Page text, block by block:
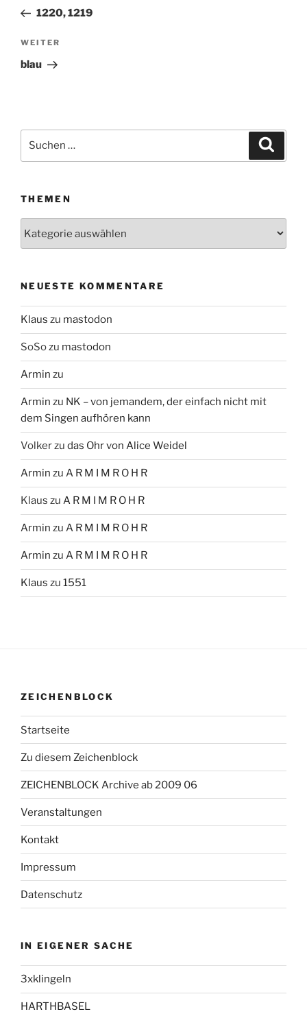
Beitrag
1220, 1219
Nächster
Beitrag
WEITER
blau
Suchen
THEMEN
NEUESTE KOMMENTARE
Klaus zu mastodon
SoSozu mastodon
Armin zu
Armin zu NK – von jemandem, der einfach nicht mit
dem Singen aufhören kann
Volkerzu das Ohr von Alice Weidel
Armin zu A R M I M R O H R
Klaus zu A R M I M R O H R
Armin zu A R M I M R O H R
Armin zu A R M I M R O H R
Klaus zu 1551
ZEICHENBLOCK
Startseite
Zu diesem Zeichenblock
ZEICHENBLOCK Archive ab 2009 06
Veranstaltungen
Kontakt
Impressum
Datenschutz
IN EIGENER SACHE
3xklingeln
HARTHBASEL